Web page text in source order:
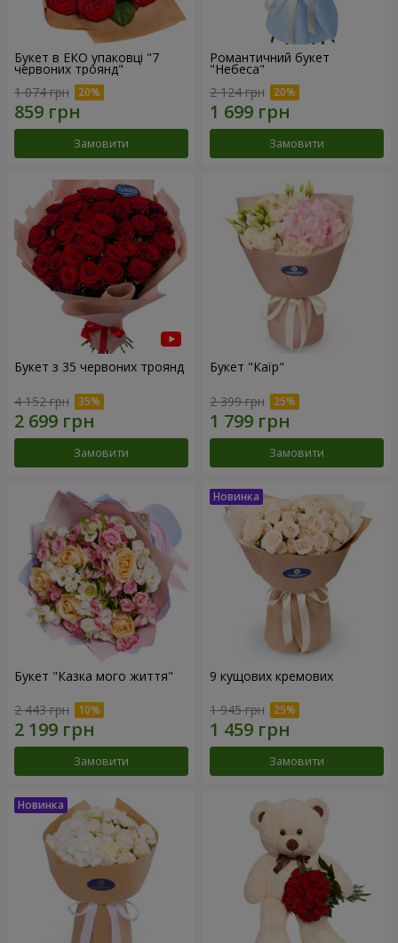
Букет в ЕКО упаковці "7
червоних троянд"
1 074 грн
Замовити
Романтичний букет
"Небеса"
2 124 грн
Замовити
Букет з 35 червоних троянд
4 152 грн
Замовити
Букет "Каїр"
2 399 грн
Замовити
Букет "Казка мого життя"
2 443 грн
Замовити
9 кущових кремових
1 945 грн
Замовити